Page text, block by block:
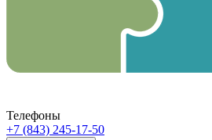
Телефоны
+7 (843) 245-17-50